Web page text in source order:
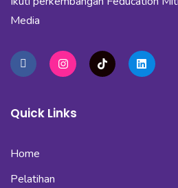
Media
Quick Links
Home
Pelatihan